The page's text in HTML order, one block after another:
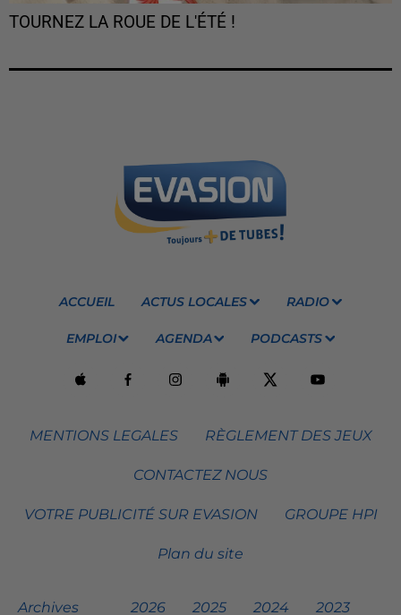
TOURNEZ LA ROUE DE L'ÉTÉ !
ACCUEIL ACTUS LOCALES RADIO
EMPLOI AGENDA PODCASTS
MENTIONS LEGALES RÈGLEMENT DES JEUX
CONTACTEZ NOUS
VOTRE PUBLICITÉ SUR EVASION GROUPE HPI
Plan du site
Archives 2026 2025 2024 2023